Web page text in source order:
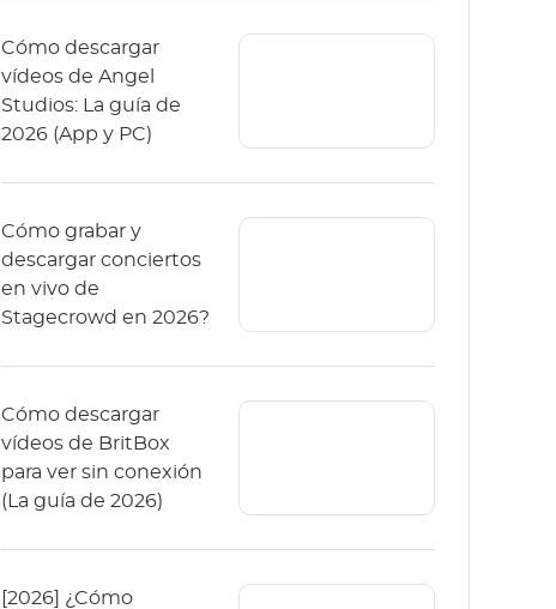
Cómo descargar
vídeos de Angel
Studios: La guía de
2026 (App y PC)
Cómo grabar y
descargar conciertos
en vivo de
Stagecrowd en 2026?
Cómo descargar
vídeos de BritBox
para ver sin conexión
(La guía de 2026)
[2026] ¿Cómo